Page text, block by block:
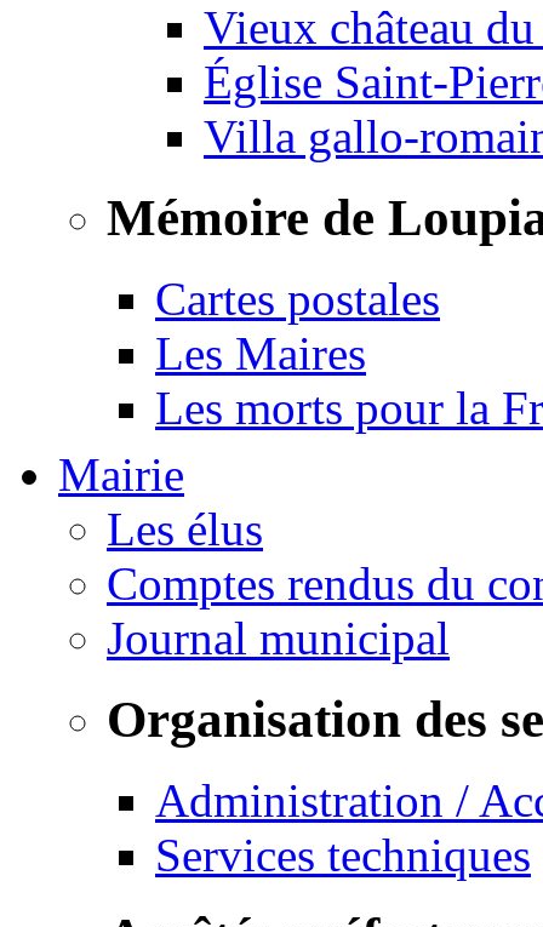
Vieux château
Église Saint-
Villa gallo-
Mémoire de
Cartes postales
Les Maires
Les morts pour la
Mairie
Les élus
Comptes rendus du
Journal municipal
Organisation des
Administration /
Services techniques